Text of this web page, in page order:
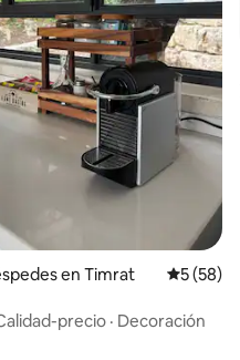
en Timrat
5 (58)
precio · Decoración